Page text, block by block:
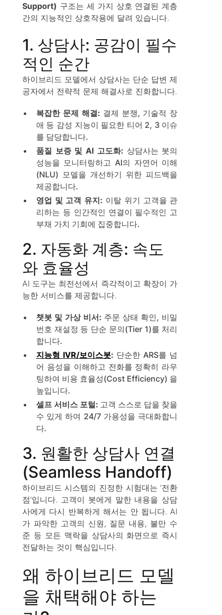
Support) 구조는 세 가지 상호 연결된 계층
간의 지능적인 상호작용에 달려 있습니다.
1. 상담사: 공감이 필수
적인 순간
하이브리드 모델에서 상담사는 단순 답변 제
공자에서 전략적 문제 해결사로 진화합니다.
복잡한 문제 해결: 결제 분쟁, 기술적 장
애 등 감성 지능이 필요한 티어 2, 3 이슈
를 담당합니다.
품질 보증 및 AI 고도화: 상담사는 봇의
성능을 모니터링하고 AI의 자연어 이해
(NLU) 모델을 개선하기 위한 피드백을
제공합니다.
영업 및 고객 유지: 이탈 위기 고객을 관
리하는 등 인간적인 연결이 필수적인 고
부채 가치 기회에 집중합니다.
2. 자동화 계층: 속도
와 효율성
AI 도구는 최전선에서 즉각적이고 확장이 가
능한 서비스를 제공합니다.
챗봇 및 가상 비서: 주문 상태 확인, 비밀
번호 재설정 등 단순 문의(Tier 1)를 처리
합니다.
지능형 IVR/보이스봇: 단순한 ARS를 넘
어 음성을 이해하고 전화를 정확히 라우
팅하여 비용 효율성(Cost Efficiency) 을
높입니다.
셀프 서비스 포털: 고객 스스로 답을 찾을
수 있게 하여 24/7 가용성을 극대화합니
다.
3. 원활한 상담사 연결
(Seamless Handoff)
하이브리드 시스템의 진정한 시험대는 '전환
점'입니다. 고객이 봇에게 말한 내용을 상담
사에게 다시 반복하게 해서는 안 됩니다. AI
가 파악한 고객의 신원, 질문 내용, 불만 수
준 등 모든 맥락을 상담사의 화면으로 즉시
전달하는 것이 핵심입니다.
왜 하이브리드 모델
을 채택해야 하는